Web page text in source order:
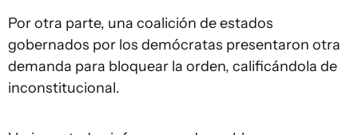
Por otra parte, una coalición de estados
gobernados por los demócratas presentaron otra
demanda para bloquear la orden, calificándola de
inconstitucional.